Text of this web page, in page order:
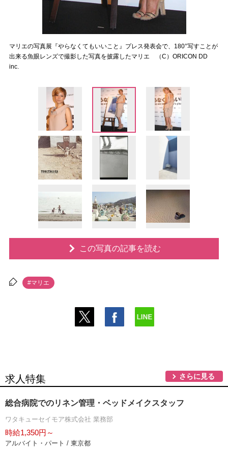
マリエの写真展『やらなくてもいいこと』プレス発表会で、180°写すことが
出来る魚眼レンズで撮影した写真を披露したマリエ （C）ORICON DD
inc.
この写真の記事を読む
#マリエ
求人特集 さらに見る
総合病院でのリネン管理・ベッドメイクスタッフ
ワタキューセイモア株式会社 業務部
時給1,350円～
アルバイト・パート / 東京都